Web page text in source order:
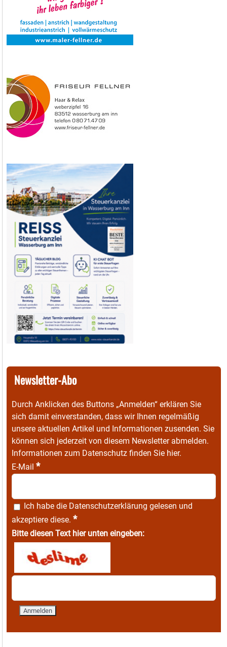
Newsletter-Abo
Durch Anklicken des Buttons „Anmelden“ erklären Sie
sich damit einverstanden, dass wir Ihnen regelmäßig
unsere aktuellen Artikel und Informationen zusenden. Sie
können sich jederzeit von diesem Newsletter abmelden.
Informationen zum Datenschutz finden Sie hier.
E-Mail *
Ich habe die Datenschutzerklärung gelesen und
akzeptiere diese. *
Bitte diesen Text hier unten eingeben: